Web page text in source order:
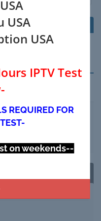
USA
USA
IPTV Test
REQUIRED FOR
on weekends--